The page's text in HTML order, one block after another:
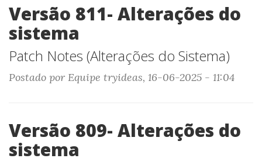
Versão 811- Alterações do
sistema
Patch Notes (Alterações do Sistema)
Postado por Equipe tryideas, 16-06-2025 - 11:04
Versão 809- Alterações do
sistema